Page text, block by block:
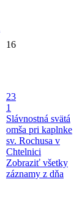
16
23
1
Slávnostná svätá
omša pri kaplnke
sv. Rochusa v
Chtelnici
Zobraziť všetky
záznamy z dňa